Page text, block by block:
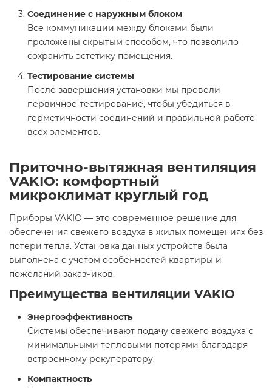
Соединение с наружным блоком
Все коммуникации между блоками были
проложены скрытым способом, что позволило
сохранить эстетику помещения.
Тестирование системы
После завершения установки мы провели
первичное тестирование, чтобы убедиться в
герметичности соединений и правильной работе
всех элементов.
Приточно-вытяжная вентиляция
VAKIO: комфортный
микроклимат круглый год
Приборы VAKIO — это современное решение для
обеспечения свежего воздуха в жилых помещениях без
потери тепла. Установка данных устройств была
выполнена с учетом особенностей квартиры и
пожеланий заказчиков.
Преимущества вентиляции VAKIO
Энергоэффективность
Системы обеспечивают подачу свежего воздуха с
минимальными тепловыми потерями благодаря
встроенному рекуператору.
Компактность